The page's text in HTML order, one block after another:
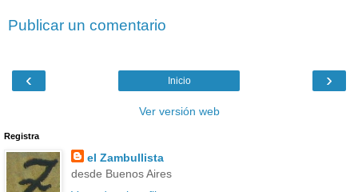
Publicar un comentario
‹ ›
Inicio
Ver versión web
Registra
el Zambullista
desde Buenos Aires